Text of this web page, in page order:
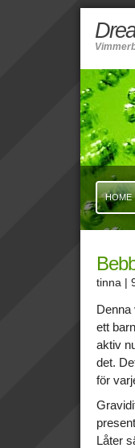
HOME
tinna |
Denna
ett
aktiv
det.
för
Låter